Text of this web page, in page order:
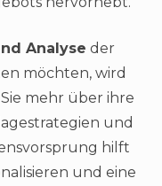
Analyse der
möchten, wird
mehr über ihre
und
hilft
und eine